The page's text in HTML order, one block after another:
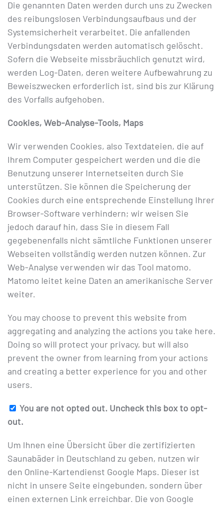
Die genannten Daten werden durch uns zu Zwecken
des reibungslosen Verbindungsaufbaus und der
Systemsicherheit verarbeitet. Die anfallenden
Verbindungsdaten werden automatisch gelöscht.
Sofern die Webseite missbräuchlich genutzt wird,
werden Log-Daten, deren weitere Aufbewahrung zu
Beweiszwecken erforderlich ist, sind bis zur Klärung
des Vorfalls aufgehoben.
Cookies, Web-Analyse-Tools, Maps
Wir verwenden Cookies, also Textdateien, die auf
Ihrem Computer gespeichert werden und die die
Benutzung unserer Internetseiten durch Sie
unterstützen. Sie können die Speicherung der
Cookies durch eine entsprechende Einstellung Ihrer
Browser-Software verhindern; wir weisen Sie
jedoch darauf hin, dass Sie in diesem Fall
gegebenenfalls nicht sämtliche Funktionen unserer
Webseiten vollständig werden nutzen können. Zur
Web-Analyse verwenden wir das Tool matomo.
Matomo leitet keine Daten an amerikanische Server
weiter.
You may choose to prevent this website from
aggregating and analyzing the actions you take here.
Doing so will protect your privacy, but will also
prevent the owner from learning from your actions
and creating a better experience for you and other
users.
You are not opted out. Uncheck this box to opt-
out.
Um Ihnen eine Übersicht über die zertifizierten
Saunabäder in Deutschland zu geben, nutzen wir
den Online-Kartendienst Google Maps. Dieser ist
nicht in unsere Seite eingebunden, sondern über
einen externen Link erreichbar. Die von Google